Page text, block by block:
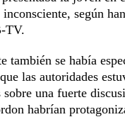
según
TV.
también se había
las autoridades
sobre una fuerte
habrían